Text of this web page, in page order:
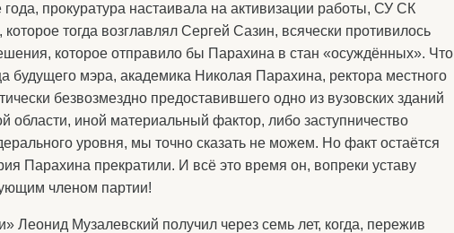
прокуратура настаивала на активизации работы, СУ СК
тогда возглавлял Сергей Сазин, всячески противилось
которое отправило бы Парахина в стан «осуждённых». Что
будущего мэра, академика Николая Парахина, ректора местного
безвозмездно предоставившего одно из вузовских зданий
иной материальный фактор, либо заступничество
уровня, мы точно сказать не можем. Но факт остаётся
Парахина прекратили. И всё это время он, вопреки уставу
членом партии!
Леонид Музалевский получил через семь лет, когда, пережив